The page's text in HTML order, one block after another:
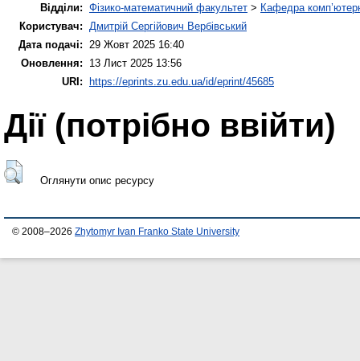
Відділи: Фізико-математичний факультет > Кафедра
Користувач:
Дмитрій Сергійович Вербівський
Дата подачі:
29 Жовт 2025 16:40
Оновлення:
13 Лист 2025 13:56
URI: https://eprints.zu.edu.ua/id/eprint/45685
Дії ​​(потрібно ввійти)
Оглянути опис ресурсу
© 2008–2026 Zhytomyr Ivan Franko State University